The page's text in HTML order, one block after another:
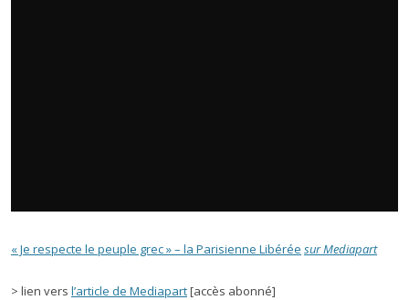
« Je respecte le peuple grec » – la Parisienne Libérée sur Mediapart
> lien vers l’article de Mediapart[accès abonné]